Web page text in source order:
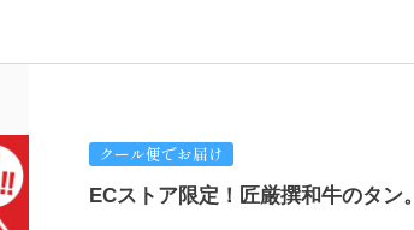
クール便でお届け
ECストア限定！匠厳撰和牛のタン。